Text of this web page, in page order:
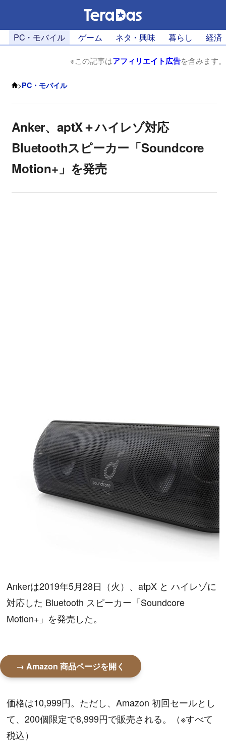
PC・モバイル ゲーム ネタ・興味 暮らし 経済
※この記事はアフィリエイト広告を含みます。
>PC・モバイル
Anker、aptX＋ハイレゾ対応
Bluetoothスピーカー「Soundcore
Motion+」を発売
Ankerは2019年5月28日（火）、atpX と ハイレゾに
対応した Bluetooth スピーカー「Soundcore
Motion+」を発売した。
→ Amazon 商品ページを開く
価格は10,999円。ただし、Amazon 初回セールとし
て、200個限定で8,999円で販売される。（※すべて
税込）